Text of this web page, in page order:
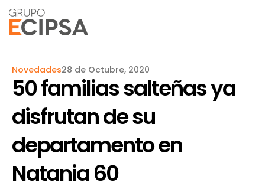
Novedades28 de Octubre, 2020
50 familias salteñas ya
disfrutan de su
departamento en
Natania 60